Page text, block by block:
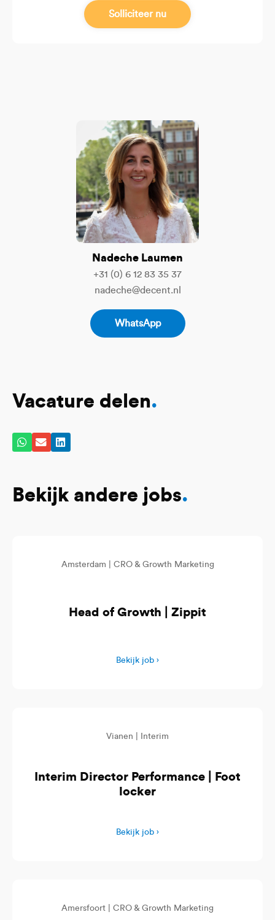
Solliciteer nu
Nadeche Laumen
+31 (0) 6 12 83 35 37
nadeche@decent.nl
WhatsApp
Vacature delen.
Bekijk andere jobs.
Amsterdam | CRO & Growth Marketing
Head of Growth | Zippit
Bekijk job ›
Vianen | Interim
Interim Director Performance | Foot
locker
Bekijk job ›
Amersfoort | CRO & Growth Marketing